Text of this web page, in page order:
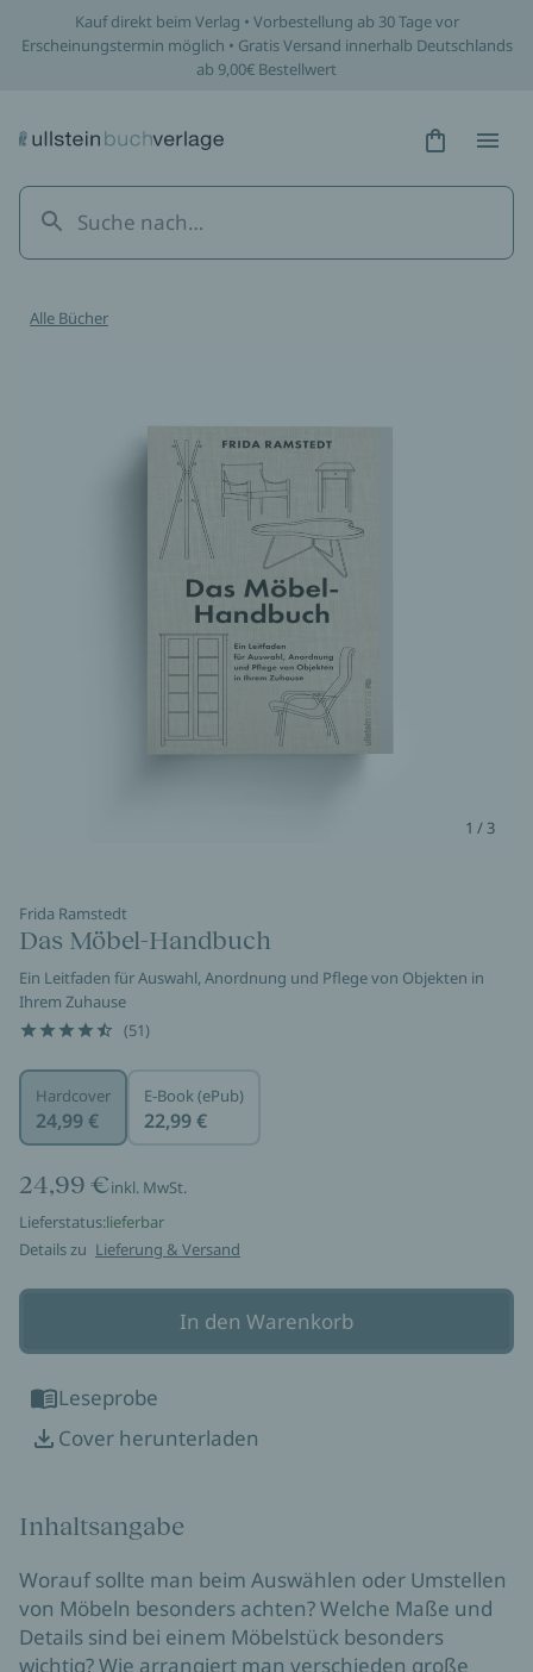
Kauf direkt beim Verlag • Vorbestellung ab 30 Tage vor
Erscheinungstermin möglich • Gratis Versand innerhalb Deutschlands
ab 9,00€ Bestellwert
Hidden
Alle Bücher
1 / 3
Frida Ramstedt
Das Möbel-Handbuch
Ein Leitfaden für Auswahl, Anordnung und Pflege von Objekten in
Ihrem Zuhause
(51)
Hardcover
24,99 €
E-Book (ePub)
22,99 €
24,99 €inkl. MwSt.
Lieferstatus:lieferbar
Details zu Lieferung & Versand
In den Warenkorb
Leseprobe
Cover herunterladen
Inhaltsangabe
Worauf sollte man beim Auswählen oder Umstellen
von Möbeln besonders achten? Welche Maße und
Details sind bei einem Möbelstück besonders
wichtig? Wie arrangiert man verschieden große